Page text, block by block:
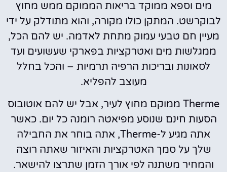
מים וספא ממוקד בריאות הממוקם ממש מחוץ
לבוקרשט. המתקן כולו מקורה, והוא מתודלק על ידי
מעיין חם טבעי עמוק מתחת לאדמה. יש להם הכל,
ממגלשות מים ואטרקציות בפארקי שעשועים ועד
לסאונות ובריכות הרפיה תרמיות – והכל בחלל
מעוצב להפליא.
Therme ממוקם מחוץ לעיר, אבל יש להם אוטובוס
הסעות חינם שנוסע מפיאטה רומנה כל יום. כאשר
אתה מגיע ל-Therme, אתה בוחר את החבילה
שלך על סמך האטרקציות והאיזור שאתה רוצה
והמחיר משתנה לפי אורך הזמן שתרצו להישאר.